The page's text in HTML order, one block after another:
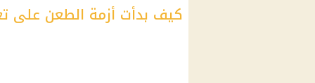
كيف بدأت أزمة الطعن على